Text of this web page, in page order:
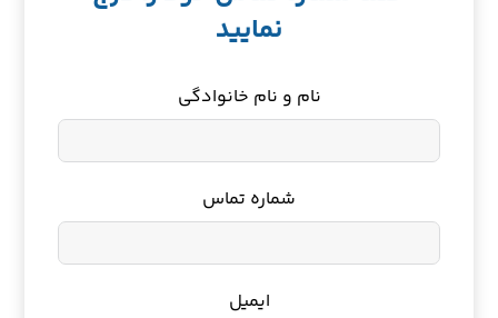
نمایید
نام و نام خانوادگی
شماره تماس
ایمیل